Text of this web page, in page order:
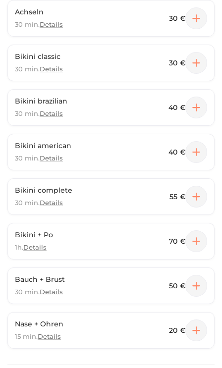
Achseln
30 min.Details
30 €
Bikini classic
30 min.Details
30 €
Bikini brazilian
30 min.Details
40 €
Bikini american
30 min.Details
40 €
Bikini complete
30 min.Details
55 €
Bikini + Po
1h.Details
70 €
Bauch + Brust
30 min.Details
50 €
Nase + Ohren
15 min.Details
20 €